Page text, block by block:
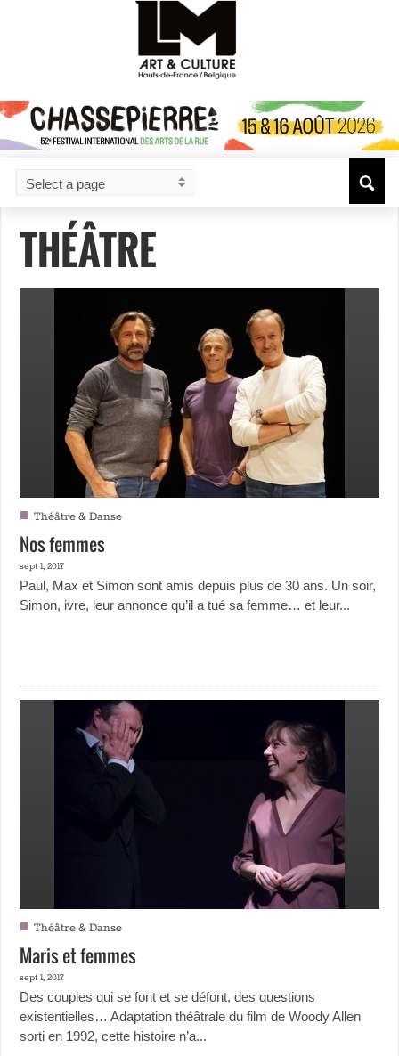
THÉÂTRE
■ Théâtre & Danse
Nos femmes
sept 1, 2017
Paul, Max et Simon sont amis depuis plus de 30 ans. Un soir,
Simon, ivre, leur annonce qu’il a tué sa femme… et leur...
■ Théâtre & Danse
Maris et femmes
sept 1, 2017
Des couples qui se font et se défont, des questions
existentielles… Adaptation théâtrale du film de Woody Allen
sorti en 1992, cette histoire n’a...